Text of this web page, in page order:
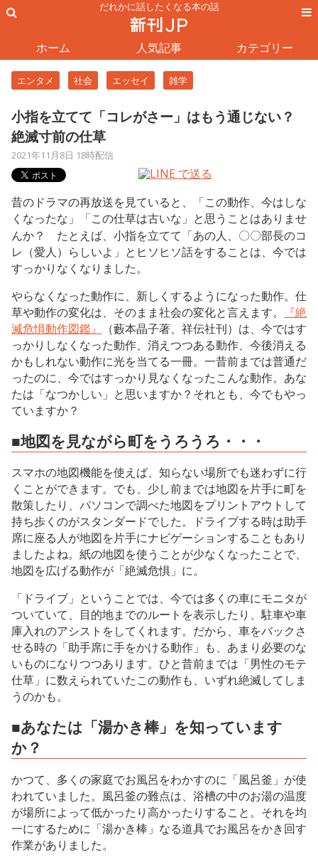
だれかに話したくなる本の話
ホーム 人気記事 カテゴリー
エンタメ 社会 エッセイ 雑学
小指を立てて「コレがさー」はもう通じない？
絶滅寸前の仕草
2021年11月8日 18時配信
昔のドラマの再放送を見ていると、「この動作、今はしな
くなったな」「この仕草は古いな」と思うことはありませ
んか？ たとえば、小指を立てて「あの人、〇〇部長のコ
レ（愛人）らしいよ」とヒソヒソ話をすることは、今では
すっかりなくなりました。
やらなくなった動作に、新しくするようになった動作。仕
草や動作の変化は、そのまま社会の変化と言えます。
『絶
滅危惧動作図鑑』
（藪本晶子著、祥伝社刊）は、今ではす
っかりしなくなった動作、消えつつある動作、今後消える
かもしれない動作に光を当てる一冊。一昔前までは普通だ
ったのに、今ではすっかり見なくなったこんな動作。あな
たは「なつかしい」と思いますか？それとも、今でもやっ
ていますか？
■地図を見ながら町をうろうろ・・・
スマホの地図機能を使えば、知らない場所でも迷わずに行
くことができます。でも、少し前までは地図を片手に町を
散策したり、パソコンで調べた地図をプリントアウトして
持ち歩くのがスタンダードでした。ドライブする時は助手
席に座る人が地図を片手にナビゲーションすることもあり
ましたよね。紙の地図を使うことが少なくなったことで、
地図を広げる動作が「絶滅危惧」に。
「ドライブ」ということでは、今では多くの車にモニタが
ついていて、目的地までのルートを表示したり、駐車や車
庫入れのアシストをしてくれます。だから、車をバックさ
せる時の「助手席に手をかける動作」も、あまり必要のな
いものになりつつあります。ひと昔前までは「男性のモテ
仕草」に数えられていたこの動作も、いずれ絶滅してしま
うのかも。
■あなたは「湯かき棒」を知っています
か？
かつて、多くの家庭でお風呂をわかすのに「風呂釜」が使
われていました。風呂釜の難点は、浴槽の中のお湯の温度
が場所によって低かったり高かったりすること。それを均
一にするために「湯かき棒」なる道具でお風呂をかき回す
作業がありました。